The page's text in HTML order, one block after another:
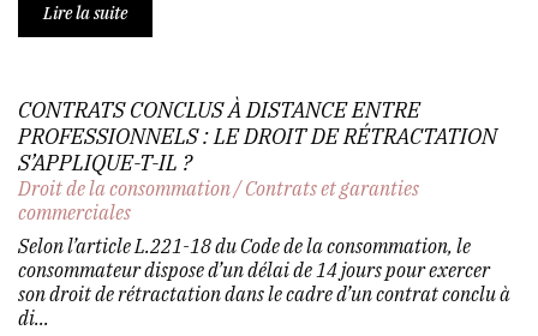
Lire la suite
CONTRATS CONCLUS À DISTANCE ENTRE
PROFESSIONNELS : LE DROIT DE RÉTRACTATION
S’APPLIQUE-T-IL ?
Droit de la consommation/Contrats et garanties
commerciales
Selon l’article L.221-18 du Code de la consommation, le
consommateur dispose d’un délai de 14 jours pour exercer
son droit de rétractation dans le cadre d’un contrat conclu à
di...